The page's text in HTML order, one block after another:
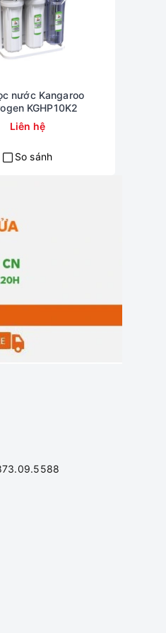
nước Kangaroo
KGHP10K2
Liên hệ
So sánh